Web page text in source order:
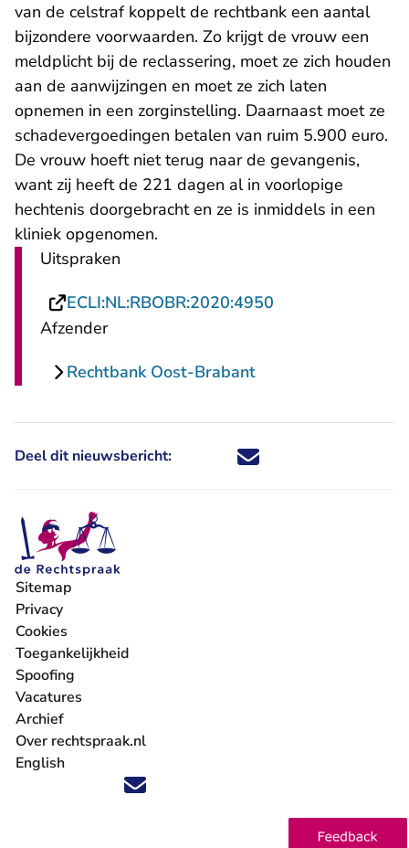
van de celstraf koppelt de rechtbank een aantal
bijzondere voorwaarden. Zo krijgt de vrouw een
meldplicht bij de reclassering, moet ze zich houden
aan de aanwijzingen en moet ze zich laten
opnemen in een zorginstelling. Daarnaast moet ze
schadevergoedingen betalen van ruim 5.900 euro.
De vrouw hoeft niet terug naar de gevangenis,
want zij heeft de 221 dagen al in voorlopige
hechtenis doorgebracht en ze is inmiddels in een
kliniek opgenomen.
Uitspraken
ECLI:NL:RBOBR:2020:4950
Afzender
Rechtbank Oost-Brabant
Deel dit nieuwsbericht: Deel dit nieuwsbericht via X -
Deel dit nieuwsbericht via
Deel dit nieuwsbericht
Deel dit
Volg ons op X (Twitter) - U verlaat Rechtspraak.nl
Volg ons op Facebook - U verlaat Rechtspraak.nl
Volg ons op Instagram - U verlaat Rechtspraak.nl
Volg ons op Youtube - U verlaat Rechtspraak.nl
Volg ons op LinkedIn - U verlaat
'Blijf op de hoogte' nieuwsbrief - U verlaat
Sitemap
Privacy
Cookies
Toegankelijkheid
Spoofing
Vacatures
- U verlaat Rechtspraak.nl
Archief
Over rechtspraak.nl
English